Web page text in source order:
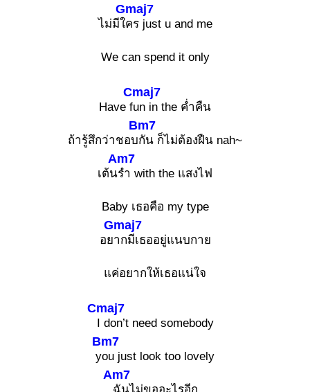
ไม่มีใ
Gmaj7
คร just u and me
We can spend it only
Have f
Cmaj7
un in the ค่ำคืน
ถ้ารู้สึกว่าชอบ
Bm7
กัน ก็ไม่ต้องฝืน nah~
เต้น
Am7
รำ with the แสงไฟ
Baby เธอคือ my type
อย
Gmaj7
ากมีเธออยู่แนบกาย
แค่อยากให้เธอแน่ใจ
Cmaj7
I don’t need somebody
y
Bm7
ou just look too lovely
Am7
ฉันไม่ขออะไรอีก